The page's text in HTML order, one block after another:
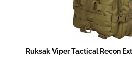
Ruksak Viper Tactical Recon